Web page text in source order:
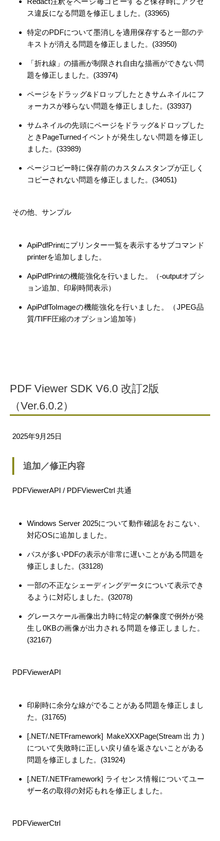
ス違反になる問題を修正しました。(33965)
特定のPDFについて墨消しを適用保存すると一部のテ
キストが消える問題を修正しました。(33950)
「折れ線」の描画が制限され自由な描画ができない問
題を修正しました。(33974)
ページをドラッグ&ドロップしたときサムネイルにフ
ォーカスが移らない問題を修正しました。(33937)
サムネイルの先頭にページをドラッグ&ドロップした
ときPageTurnedイベントが発生しない問題を修正し
ました。(33989)
ページコピー時に保存前のカスタムスタンプが正しく
コピーされない問題を修正しました。(34051)
その他、サンプル
ApiPdfPrintにプリンター一覧を表示するサブコマンド
printerを追加しました。
ApiPdfPrintの機能強化を行いました。（-outputオプシ
ョン追加、印刷時間表示）
ApiPdfToImageの機能強化を行いました。（JPEG品
質/TIFF圧縮のオプション追加等）
PDF Viewer SDK V6.0 改訂2版
（Ver.6.0.2）
2025年9月25日
追加／修正内容
PDFViewerAPI / PDFViewerCtrl 共通
Windows Server 2025について動作確認をおこない、
対応OSに追加しました。
パスが多いPDFの表示が非常に遅いことがある問題を
修正しました。(33128)
一部の不正なシェーディングデータについて表示でき
るように対応しました。(32078)
グレースケール画像出力時に特定の解像度で例外が発
生し0KBの画像が出力される問題を修正しました。
(32167)
PDFViewerAPI
印刷時に余分な線がでることがある問題を修正しまし
た。(31765)
[.NET/.NETFramework] MakeXXXPage(Stream出力)
について失敗時に正しい戻り値を返さないことがある
問題を修正しました。(31924)
[.NET/.NETFramework] ライセンス情報についてユー
ザー名の取得の対応もれを修正しました。
PDFViewerCtrl